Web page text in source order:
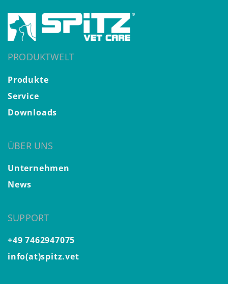
PRODUKTWELT
Produkte
Service
Downloads
ÜBER UNS
Unternehmen
News
SUPPORT
+49 7462947075
info(at)spitz.vet